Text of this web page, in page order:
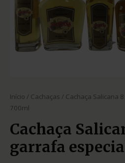
Início / Cachaças / Cachaça Salicana
700ml
Cachaça
garrafa